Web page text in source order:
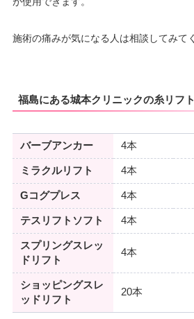
施術の痛みが気になる人は相談してみて
福島にある城本クリニックの糸リフ
バーブアンカー 4本
ミラクルリフト 4本
Gコグプレス 4本
テスリフトソフト 4本
スプリングスレッ
ドリフト
4本
ショッピングスレ
ッドリフト
20本